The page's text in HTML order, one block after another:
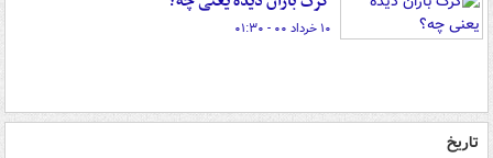
۱۰ خرداد ۰۰ - ۰۱:۳۰
تاریخ